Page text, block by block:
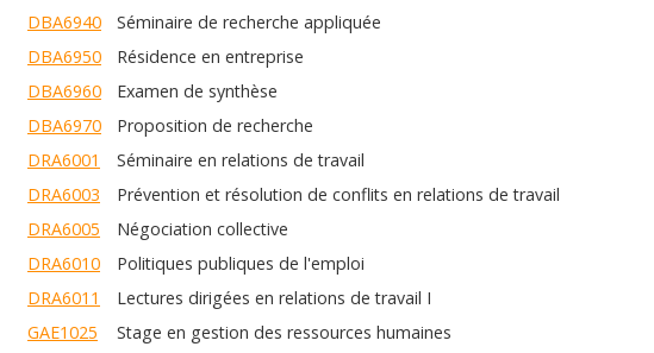
DBA6940
Séminaire de recherche appliquée
DBA6950
Résidence en entreprise
DBA6960
Examen de synthèse
DBA6970
Proposition de recherche
DRA6001
Séminaire en relations de travail
DRA6003
Prévention et résolution de conflits en relations de travail
DRA6005
Négociation collective
DRA6010
Politiques publiques de l'emploi
DRA6011
Lectures dirigées en relations de travail I
GAE1025
Stage en gestion des ressources humaines